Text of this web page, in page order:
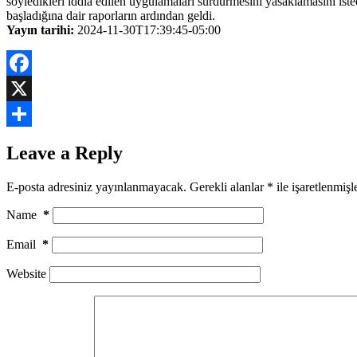
başladığına dair raporların ardından geldi.
Yayın tarihi: 2024-11-30T17:39:45-05:00
Facebook
X
Leave a Reply
E-posta adresiniz yayınlanmayacak. Gerekli alanlar * ile
Name *
Email *
Website